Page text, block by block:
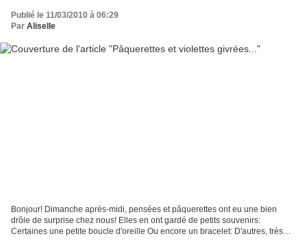
Publié le 11/03/2010 à 06:29
Par Aliselle
Bonjour! Dimanche après-midi, pensées et pâquerettes ont eu une bien
drôle de surprise chez nous! Elles en ont gardé de petits souvenirs:
Certaines une petite boucle d'oreille Ou encore un bracelet: D'autres, très